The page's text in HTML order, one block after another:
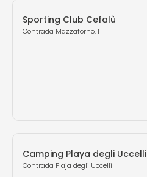
Sporting Club Cefalù
Contrada Mazzaforno, 1
Camping Playa degli Uccelli
Contrada Plaja degli Uccelli